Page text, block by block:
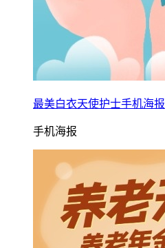
最美白衣天使护士手机海报
手机海报